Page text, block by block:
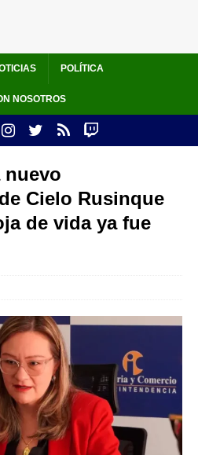
POLÍTICA
NOSOTROS
nuevo
Cielo Rusinque
de vida ya fue